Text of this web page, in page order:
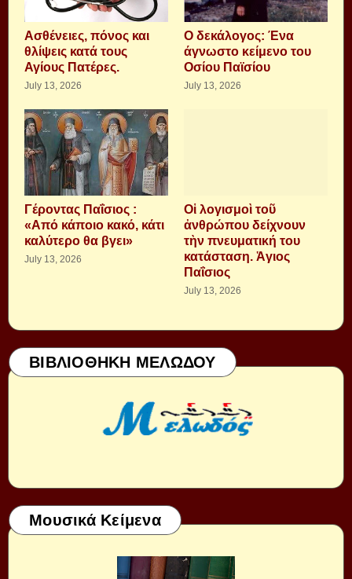
Aσθένειες, πόνος και
θλίψεις κατά τους
Αγίους Πατέρες.
July 13, 2026
Ο δεκάλογος: Ένα
άγνωστο κείμενο του
Οσίου Παϊσίου
July 13, 2026
Γέροντας Παΐσιος :
«Από κάποιο κακό, κάτι
καλύτερο θα βγει»
July 13, 2026
Οἱ λογισμοὶ τοῦ
ἀνθρώπου δείχνουν
τὴν πνευματική του
κατάσταση. Ἁγιος
Παΐσιος
July 13, 2026
ΒΙΒΛΙΟΘΗΚΗ ΜΕΛΩΔΟΥ
Μουσικά Κείμενα